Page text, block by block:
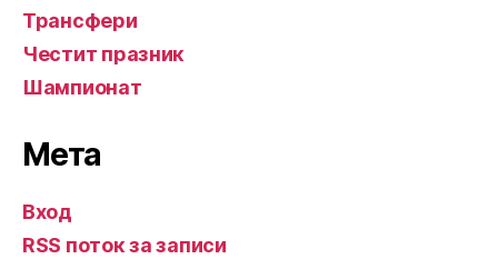
Трансфери
Честит празник
Шампионат
Мета
Вход
RSS поток за записи